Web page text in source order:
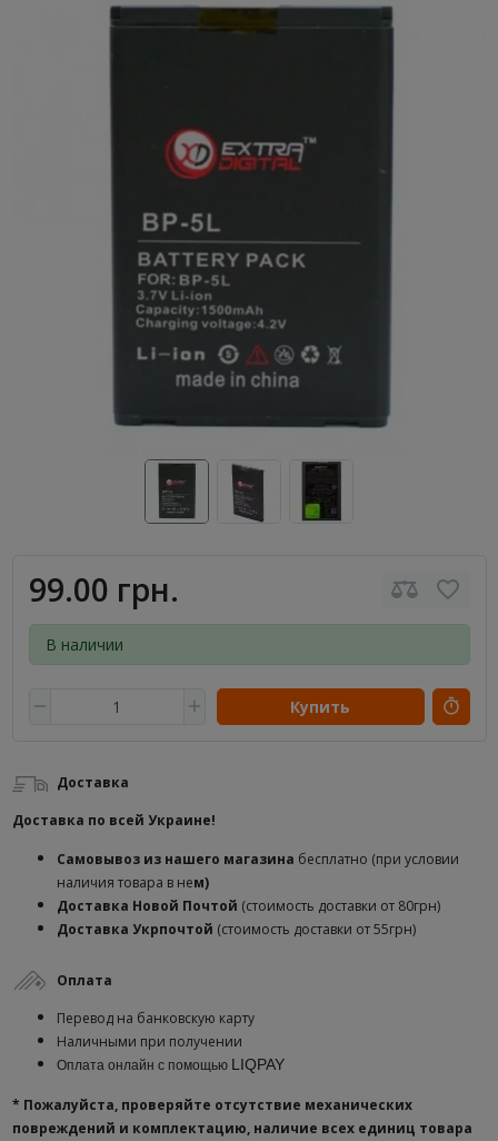
99.00 грн.
В наличии
Купить
Доставка
Доставка по всей Украине!
Самовывоз из нашего магазина бесплатно (при условии
наличия товара в нем)
Доставка Новой Почтой (стоимость доставки от 80грн)
Доставка Укрпочтой (стоимость доставки от 55грн)
Оплата
Перевод на банковскую карту
Наличными при получении
Оплата онлайн с помощью LIQPAY
* Пожалуйста, проверяйте отсутствие механических
повреждений и комплектацию, наличие всех единиц товара